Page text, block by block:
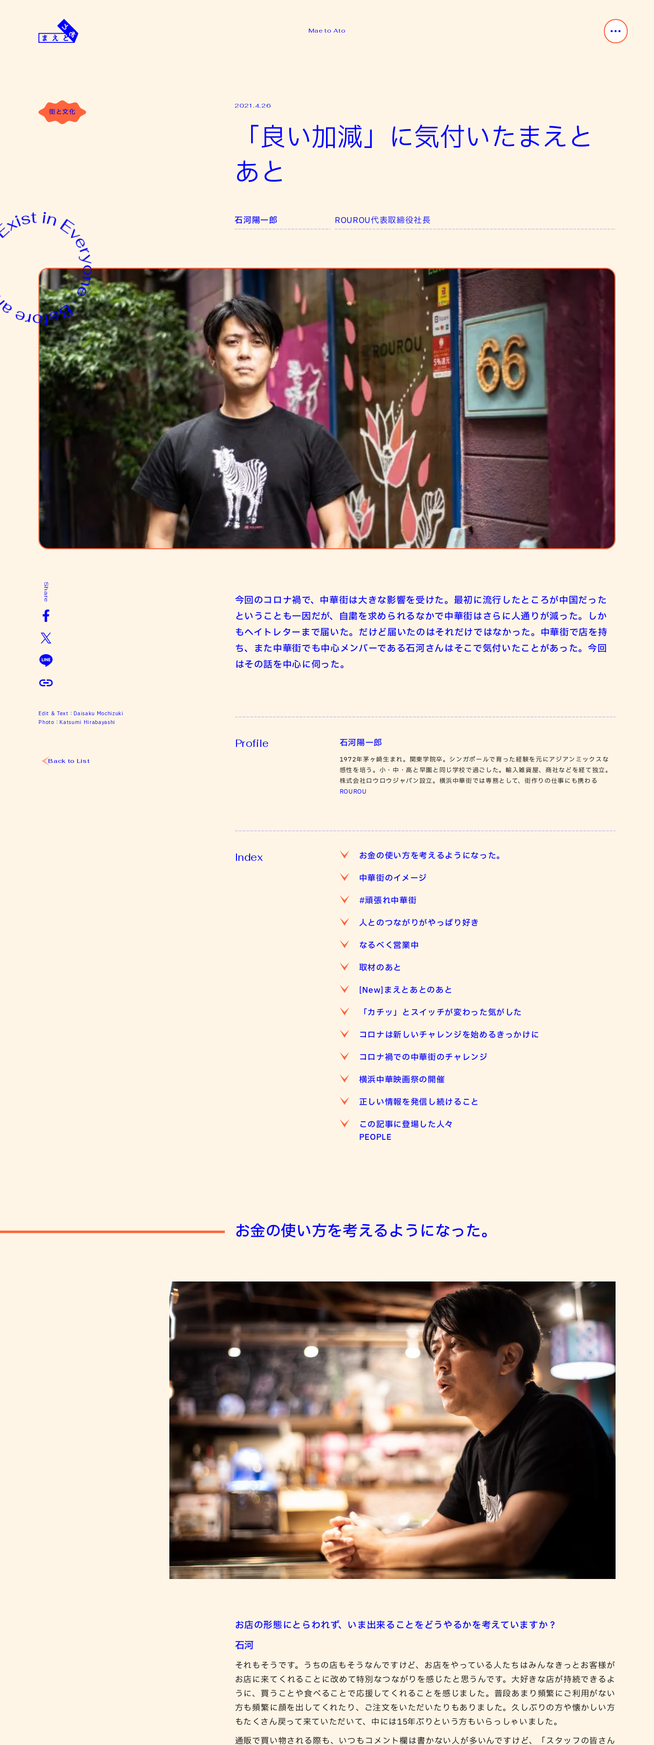
と
と
「後」
Mae to Ato
街と文化
2021.4.26
「良い加減」に気付いたまえと
あと
石河陽一郎 ROUROU代表取締役社長
Share
Edit & Text： Daisaku Mochizuki
Photo： Katsumi Hirabayashi
Back to List
今回のコロナ禍で、中華街は大きな影響を受けた。最初に流行したところが中国だった
ということも一因だが、自粛を求められるなかで中華街はさらに人通りが減った。しか
もヘイトレターまで届いた。だけど届いたのはそれだけではなかった。中華街で店を持
ち、また中華街でも中心メンバーである石河さんはそこで気付いたことがあった。今回
はその話を中心に伺った。
Profile 石河陽一郎
1972年茅ヶ崎生まれ。関東学院卒。シンガポールで育った経験を元にアジアンミックスな
感性を培う。小・中・高と早園と同じ学校で過ごした。輸入雑貨屋、商社などを経て独立。
株式会社ロウロウジャパン設立。横浜中華街では専務として、街作りの仕事にも携わる
ROUROU
Index
お金の使い方を考えるようになった。
中華街のイメージ
#頑張れ中華街
人とのつながりがやっぱり好き
なるべく営業中
取材のあと
[New]まえとあとのあと
「カチッ」とスイッチが変わった気がした
コロナは新しいチャレンジを始めるきっかけに
コロナ禍での中華街のチャレンジ
横浜中華映画祭の開催
正しい情報を発信し続けること
この記事に登場した人々
PEOPLE
お金の使い方を考えるようになった。
お店の形態にとらわれず、いま出来ることをどうやるかを考えていますか？
石河
それもそうです。うちの店もそうなんですけど、お店をやっている人たちはみんなきっとお客様が
お店に来てくれることに改めて特別なつながりを感じたと思うんです。大好きな店が持続できるよ
うに、買うことや食べることで応援してくれることを感じました。普段あまり頻繁にご利用がない
方も頻繁に顔を出してくれたり、ご注文をいただいたりもありました。久しぶりの方や懐かしい方
もたくさん戻って来ていただいて、中には15年ぶりという方もいらっしゃいました。
通販で買い物される際も、いつもコメント欄は書かない人が多いんですけど、「スタッフの皆さん